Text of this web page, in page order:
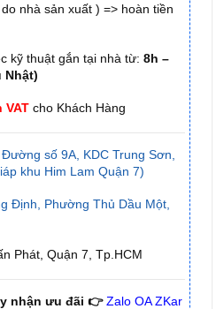
nhà sản xuất ) => hoàn tiền
kỹ thuật gắn tại nhà từ: 8h –
Nhật)
VAT cho Khách Hàng
số 9A, KDC Trung Sơn,
khu Him Lam Quận 7)
Định, Phường Thủ Dầu Một,
Phát, Quận 7, Tp.HCM
nhận ưu đãi 👉 Zalo OA ZKar